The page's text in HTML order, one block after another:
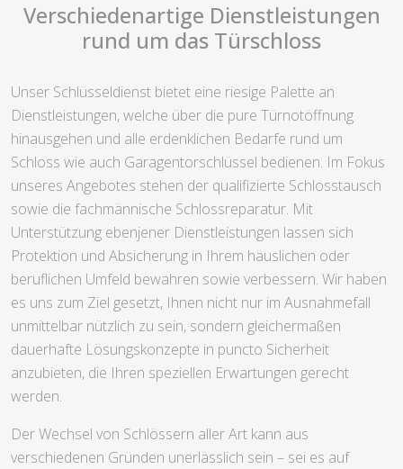
Verschiedenartige Dienstleistungen
rund um das Türschloss
Unser Schlüsseldienst bietet eine riesige Palette an
Dienstleistungen, welche über die pure Türnotöffnung
hinausgehen und alle erdenklichen Bedarfe rund um
Schloss wie auch Garagentorschlüssel bedienen. Im Fokus
unseres Angebotes stehen der qualifizierte Schlosstausch
sowie die fachmännische Schlossreparatur. Mit
Unterstützung ebenjener Dienstleistungen lassen sich
Protektion und Absicherung in Ihrem häuslichen oder
beruflichen Umfeld bewahren sowie verbessern. Wir haben
es uns zum Ziel gesetzt, Ihnen nicht nur im Ausnahmefall
unmittelbar nützlich zu sein, sondern gleichermaßen
dauerhafte Lösungskonzepte in puncto Sicherheit
anzubieten, die Ihren speziellen Erwartungen gerecht
werden.
Der Wechsel von Schlössern aller Art kann aus
verschiedenen Gründen unerlässlich sein – sei es auf